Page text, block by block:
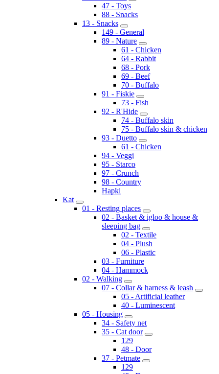
47 - Toys
88 - Snacks
13 - Snacks
149 - General
89 - Nature
61 - Chicken
64 - Rabbit
68 - Pork
69 - Beef
70 - Buffalo
91 - Fiskie
73 - Fish
92 - R'Hide
74 - Buffalo skin
75 - Buffalo skin & chicken
93 - Duetto
61 - Chicken
94 - Veggi
95 - Starco
97 - Crunch
98 - Country
Hapki
Kat
01 - Resting places
02 - Basket & igloo & house &
sleeping bag
02 - Textile
04 - Plush
06 - Plastic
03 - Furniture
04 - Hammock
02 - Walking
07 - Collar & harness & leash
05 - Artificial leather
40 - Luminescent
05 - Housing
34 - Safety net
35 - Cat door
129
48 - Door
37 - Petmate
129